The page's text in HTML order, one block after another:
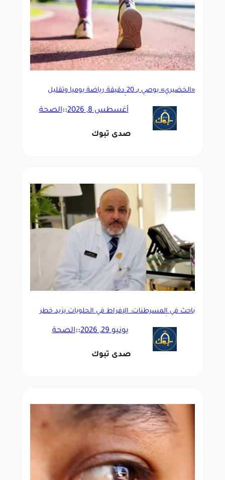
«الخضيري» يوصي بـ 20 دقيقة رياضة يومياً وتقليل
أغسطس 8, 2026 ::الصحة
صدى تبوك
باحث في المسرطنات: الإفراط في الحلويات يزيد خطر
يونيو 29, 2026 ::الصحة
صدى تبوك